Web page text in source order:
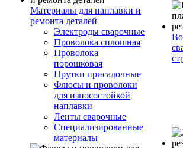
Материалы для наплавки и
ремонта деталей
Электроды сварочные
Проволока сплошная
Проволока
порошковая
Прутки присадочные
Флюсы и проволоки
для износостойкой
наплавки
Ленты сварочные
Специализированные
материалы